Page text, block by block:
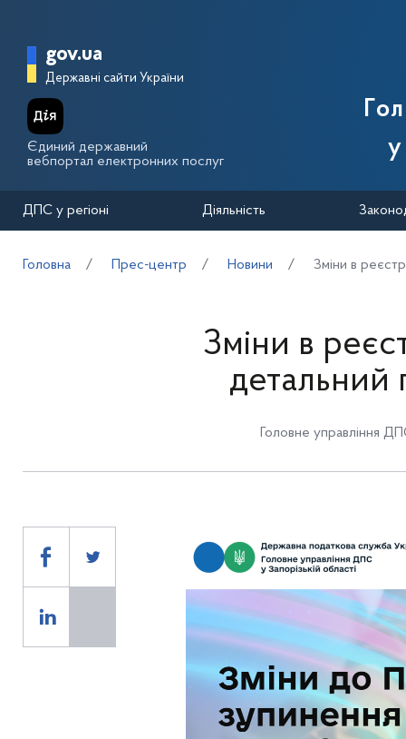
Головна сторінка Державної
gov.ua
Державні сайти України
Єдиний державний
вебпортал електронних послуг
ДПС у регіоні Діяльність
Головна Прес-центр Новини Зміни в
Зміни в
детальний
Головне управління